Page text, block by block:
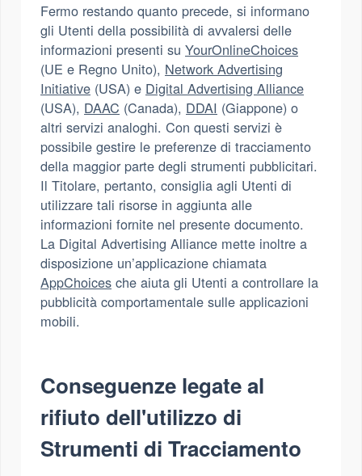
Fermo restando quanto precede, si informano
gli Utenti della possibilità di avvalersi delle
informazioni presenti su YourOnlineChoices
(UE e Regno Unito), Network Advertising
Initiative (USA) e Digital Advertising Alliance
(USA), DAAC (Canada), DDAI (Giappone) o
altri servizi analoghi. Con questi servizi è
possibile gestire le preferenze di tracciamento
della maggior parte degli strumenti pubblicitari.
Il Titolare, pertanto, consiglia agli Utenti di
utilizzare tali risorse in aggiunta alle
informazioni fornite nel presente documento.
La Digital Advertising Alliance mette inoltre a
disposizione un’applicazione chiamata
AppChoices che aiuta gli Utenti a controllare la
pubblicità comportamentale sulle applicazioni
mobili.
Conseguenze legate al
rifiuto dell'utilizzo di
Strumenti di Tracciamento